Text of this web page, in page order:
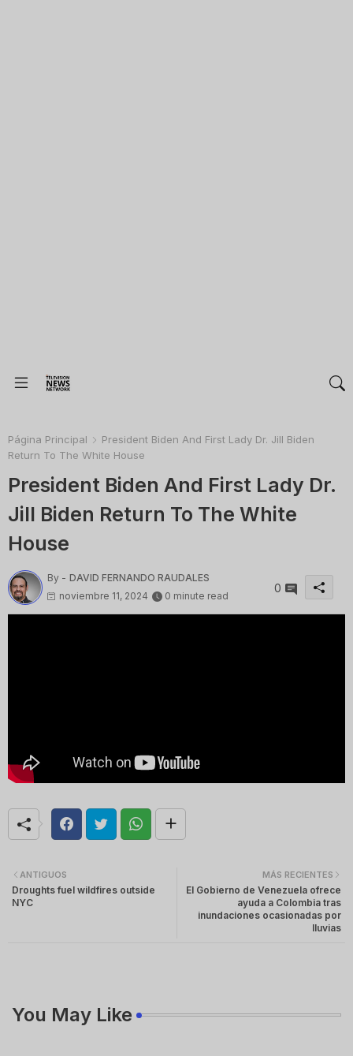
Página Principal
President Biden And First Lady Dr. Jill Biden
Return To The White House
President Biden And First Lady Dr.
Jill Biden Return To The White
House
By - DAVID FERNANDO RAUDALES
noviembre 11, 2024
0 minute read
0
MÁS RECIENTES
El Gobierno de Venezuela ofrece
ayuda a Colombia tras
inundaciones ocasionadas por
lluvias
ANTIGUOS
Droughts fuel wildfires outside
NYC
You May Like